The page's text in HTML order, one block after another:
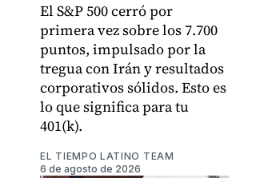
El S&P 500 cerró por
primera vez sobre los 7.700
puntos, impulsado por la
tregua con Irán y resultados
corporativos sólidos. Esto es
lo que significa para tu
401(k).
EL TIEMPO LATINO TEAM
6 de agosto de 2026